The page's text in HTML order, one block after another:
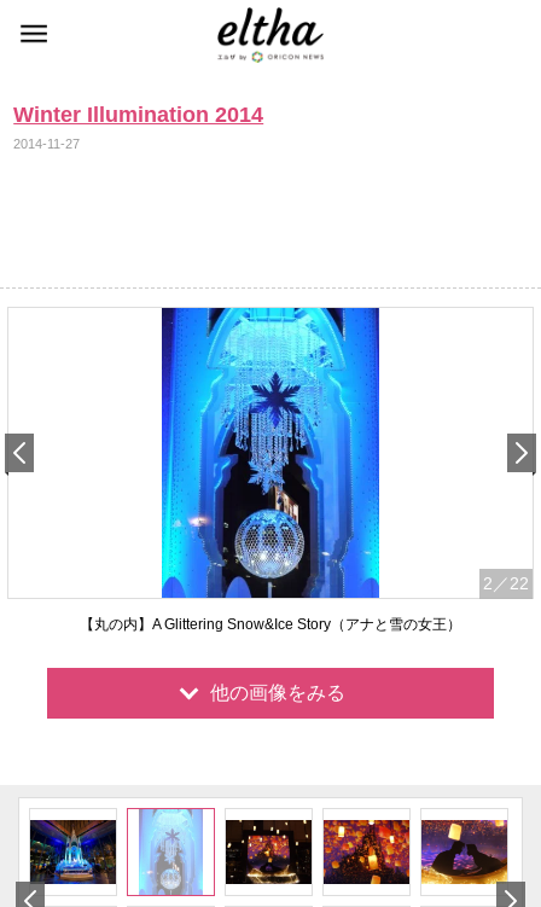
Winter Illumination 2014
2014-11-27
2 ／22
【丸の内】A Glittering Snow&Ice Story（アナと雪の女王）
他の画像をみる